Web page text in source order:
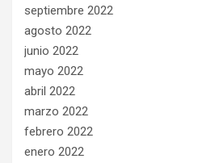
septiembre 2022
agosto 2022
junio 2022
mayo 2022
abril 2022
marzo 2022
febrero 2022
enero 2022